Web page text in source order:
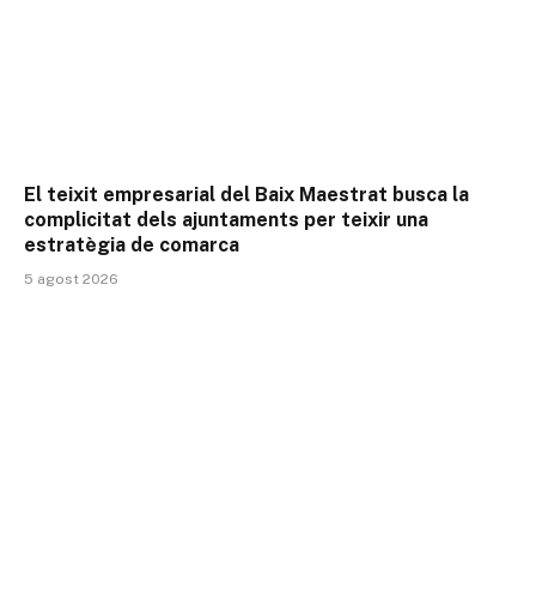
El teixit empresarial del Baix Maestrat busca la
complicitat dels ajuntaments per teixir una
estratègia de comarca
5 agost 2026